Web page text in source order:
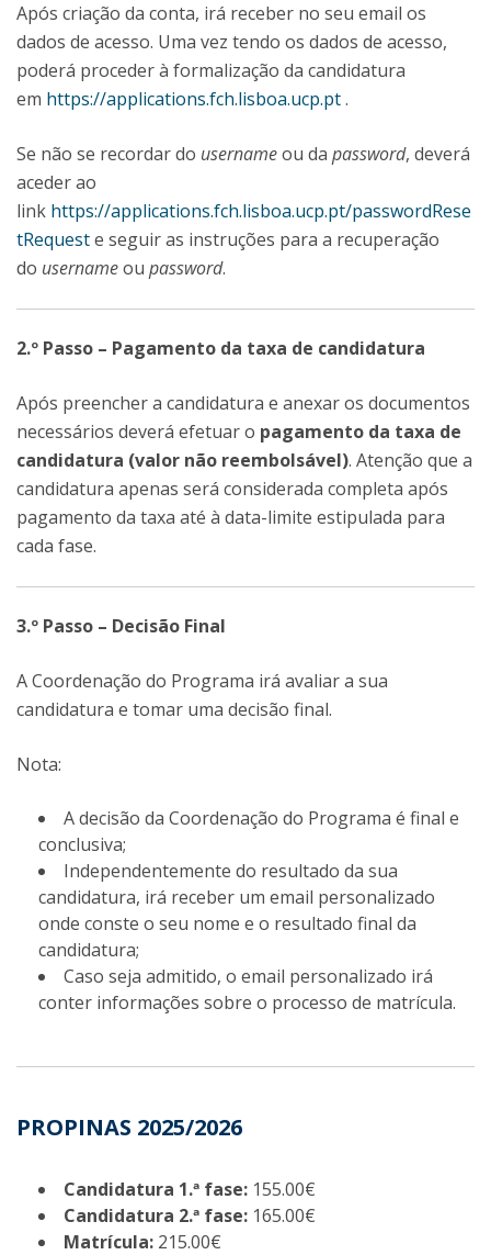
Após criação da conta, irá receber no seu email os
dados de acesso. Uma vez tendo os dados de acesso,
poderá proceder à formalização da candidatura
em https://applications.fch.lisboa.ucp.pt.
Se não se recordar do usernameou da password, deverá
aceder ao
link https://applications.fch.lisboa.ucp.pt/passwordRese
tRequeste seguir as instruções para a recuperação
do usernameou password.
2.º Passo – Pagamento da taxa de candidatura
Após preencher a candidatura e anexar os documentos
necessários deverá efetuar o pagamento da taxa de
candidatura (valor não reembolsável). Atenção que a
candidatura apenas será considerada completa após
pagamento da taxa até à data-limite estipulada para
cada fase.
3.º Passo – Decisão Final
A Coordenação do Programa irá avaliar a sua
candidatura e tomar uma decisão final.
Nota:
A decisão da Coordenação do Programa é final e
conclusiva;
Independentemente do resultado da sua
candidatura, irá receber um email personalizado
onde conste o seu nome e o resultado final da
candidatura;
Caso seja admitido, o email personalizado irá
conter informações sobre o processo de matrícula.
PROPINAS 2025/2026
Candidatura 1.ª fase: 155.00€
Candidatura 2.ª fase: 165.00€
Matrícula: 215.00€